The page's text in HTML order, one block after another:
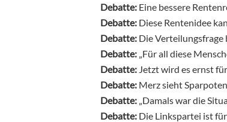
Debatte: Eine bessere
Debatte: Diese Rentenidee
Debatte: Die Verteilungsfrage
Debatte: „Für all diese
Debatte: Jetzt wird es ernst
Debatte: Merz sieht
Debatte: „Damals war die
Debatte: Die Linkspartei ist